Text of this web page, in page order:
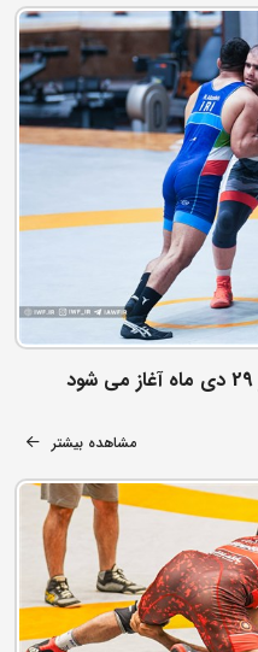
مشاهده بیشتر